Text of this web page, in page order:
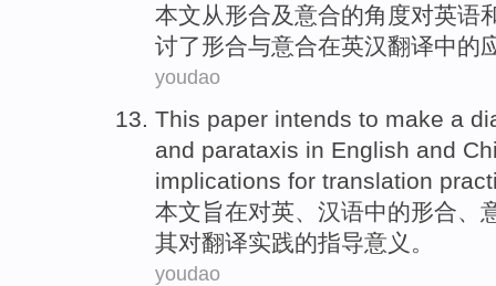
本文从形合及意合的角度对英语
讨了形合与意合在英汉翻译中的
youdao
This paper intends to make a
and parataxis in English and
implications for translation
本文旨在对英 汉语中的形合
其对翻译实践的指导意义 。
youdao